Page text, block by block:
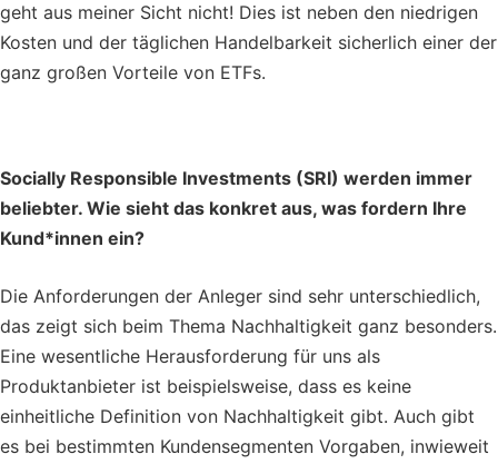
geht aus meiner Sicht nicht! Dies ist neben den niedrigen
Kosten und der täglichen Handelbarkeit sicherlich einer der
ganz großen Vorteile von ETFs.
Socially Responsible Investments (SRI) werden immer
beliebter. Wie sieht das konkret aus, was fordern Ihre
Kund*innen ein?
Die Anforderungen der Anleger sind sehr unterschiedlich,
das zeigt sich beim Thema Nachhaltigkeit ganz besonders.
Eine wesentliche Herausforderung für uns als
Produktanbieter ist beispielsweise, dass es keine
einheitliche Definition von Nachhaltigkeit gibt. Auch gibt
es bei bestimmten Kundensegmenten Vorgaben, inwieweit